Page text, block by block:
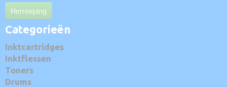
Herroeping
Categorieën
Inktcartridges
Inktflessen
Toners
Drums